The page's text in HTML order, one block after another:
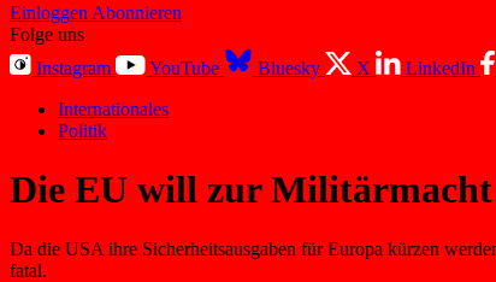
Einloggen Abonnieren
Folge uns
Instagram
YouTube Bluesky X LinkedIn
Internationales
Politik
Die EU will zur Militärmacht
Da die USA ihre Sicherheitsausgaben für Europa kürzen
fatal.